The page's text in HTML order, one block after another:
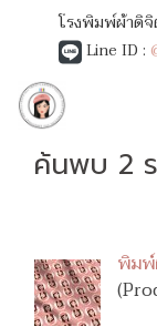
โรงพิมพ์ผ้าดิ
Line ID :
ค้นพบ 2
พิม